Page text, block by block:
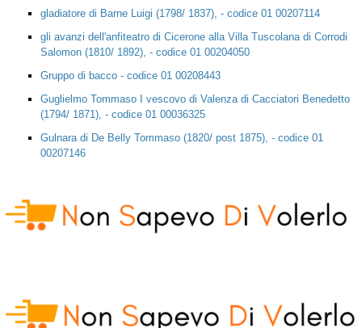
gladiatore di Barne Luigi (1798/ 1837), - codice 01 00207114
gli avanzi dell'anfiteatro di Cicerone alla Villa Tuscolana di Corrodi
Salomon (1810/ 1892), - codice 01 00204050
Gruppo di bacco - codice 01 00208443
Guglielmo Tommaso I vescovo di Valenza di Cacciatori Benedetto
(1794/ 1871), - codice 01 00036325
Gulnara di De Belly Tommaso (1820/ post 1875), - codice 01
00207146